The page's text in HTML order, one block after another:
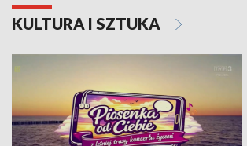
KULTURA I SZTUKA